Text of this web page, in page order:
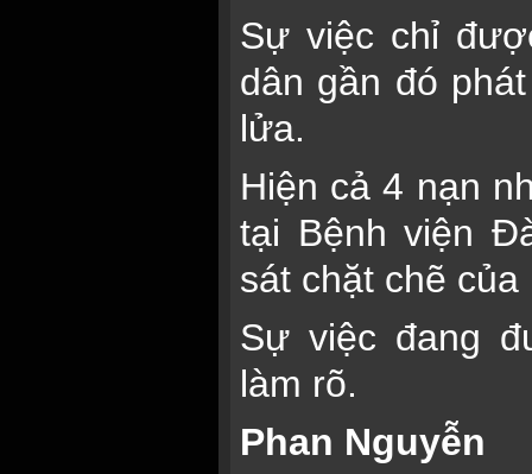
Sự việc chỉ
dân gần đó
lửa.
Hiện cả 4 nạn
tại Bệnh viện
sát chặt chẽ
Sự việc đang
làm rõ.
Phan Nguyễn